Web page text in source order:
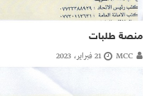
منصة طلبات
MCC 21 فبراير، 2023